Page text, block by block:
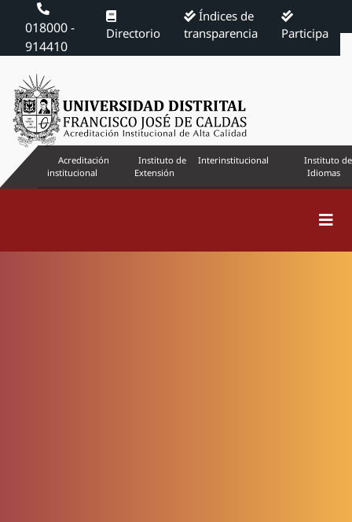
018000 -
914410
Directorio
Índices de
transparencia
Participa
Acreditación
institucional
Instituto de
Extensión
Interinstitucional
Instituto de
Idiomas